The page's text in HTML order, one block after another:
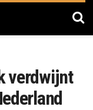
verdwijnt